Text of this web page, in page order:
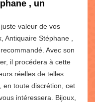
, un
valeur de vos
Stéphane ,
Avec son
il procédera à cette
réelles de telles
en toute discrétion, cet
intéressera. Bijoux,